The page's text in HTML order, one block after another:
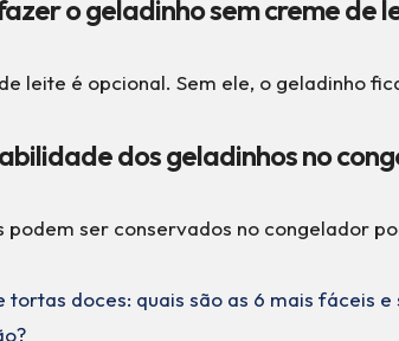
o geladinho sem creme de
leite é opcional. Sem ele, o geladinho
dos geladinhos no
podem ser conservados no congelador
tortas doces: quais são as 6 mais fáceis